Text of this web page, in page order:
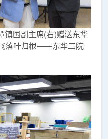
镇国副主席(右)赠送东华
落叶归根——东华三院